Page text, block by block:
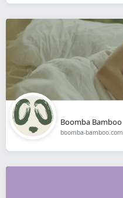
Boomba Bamboo
boomba-bamboo.com